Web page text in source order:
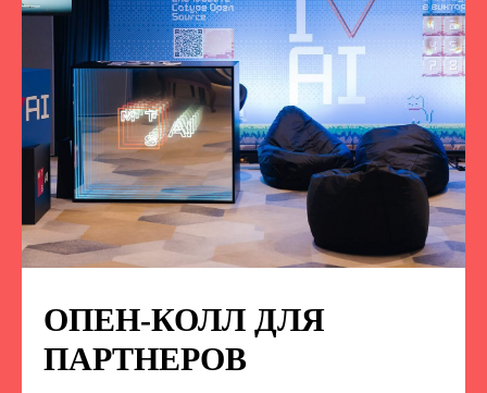
ОПЕН-КОЛЛ ДЛЯ
ПАРТНЕРОВ
ПОДПИСЫВАЙТЕСЬ
НА НАС В СОЦСЕТЯХ